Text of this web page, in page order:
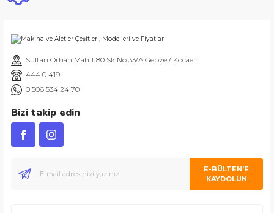
Sultan Orhan Mah 1180 Sk No 33/A Gebze / Kocaeli
444 0 419
0 506 534 24 70
Bizi takip edin
E-BÜLTEN’E
KAYDOLUN